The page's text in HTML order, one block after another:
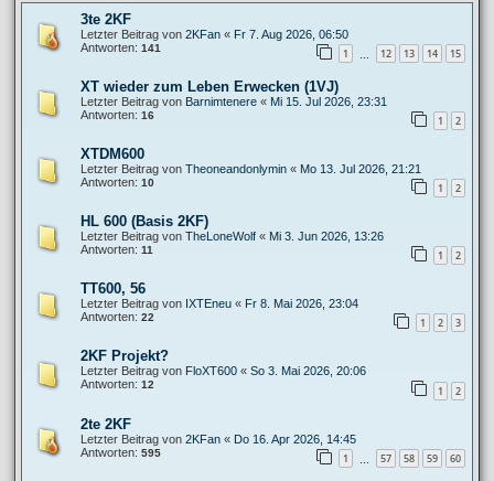
3te 2KF
Letzter Beitrag von 2KFan « Fr 7. Aug 2026, 06:50
Antworten: 141 1 … 12 13 14 15
XT wieder zum Leben Erwecken (1VJ)
Letzter Beitrag von Barnimtenere « Mi 15. Jul 2026, 23:31
Antworten: 16 1 2
XTDM600
Letzter Beitrag von Theoneandonlymin « Mo 13. Jul 2026, 21:21
Antworten: 10 1 2
HL 600 (Basis 2KF)
Letzter Beitrag von TheLoneWolf « Mi 3. Jun 2026, 13:26
Antworten: 11 1 2
TT600, 56
Letzter Beitrag von IXTEneu « Fr 8. Mai 2026, 23:04
Antworten: 22 1 2 3
2KF Projekt?
Letzter Beitrag von FloXT600 « So 3. Mai 2026, 20:06
Antworten: 12 1 2
2te 2KF
Letzter Beitrag von 2KFan « Do 16. Apr 2026, 14:45
Antworten: 595 1 57 58 59 60